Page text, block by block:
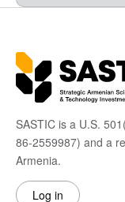
SASTIC is a U.S.
86-2559987) and a
Armenia.
Log in